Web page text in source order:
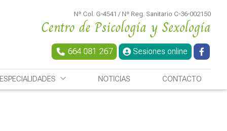
Nº Col. G-4541 / Nº Reg. Sanitario C-36-002150
Centro de Psicología y Sexología
664 081 267 Sesiones online
ESPECIALIDADES NOTICIAS CONTACTO